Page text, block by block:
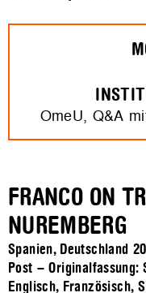
OmeU, Q&A
FRANCO ON
NUREMBERG
Spanien, Deutschland
Post – Originalfassung:
Englisch, Französisch,